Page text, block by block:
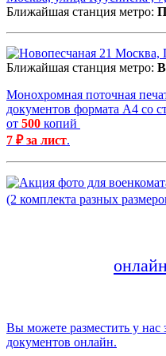
Ближайшая станция метро:
Москва,
Ближайшая станция метро:
Монохромная поточная
документов формата А4 со
от 500 копий
7 ₽ за лист.
(2 комплекта разных
Вы можете разместить у
документов онлайн.